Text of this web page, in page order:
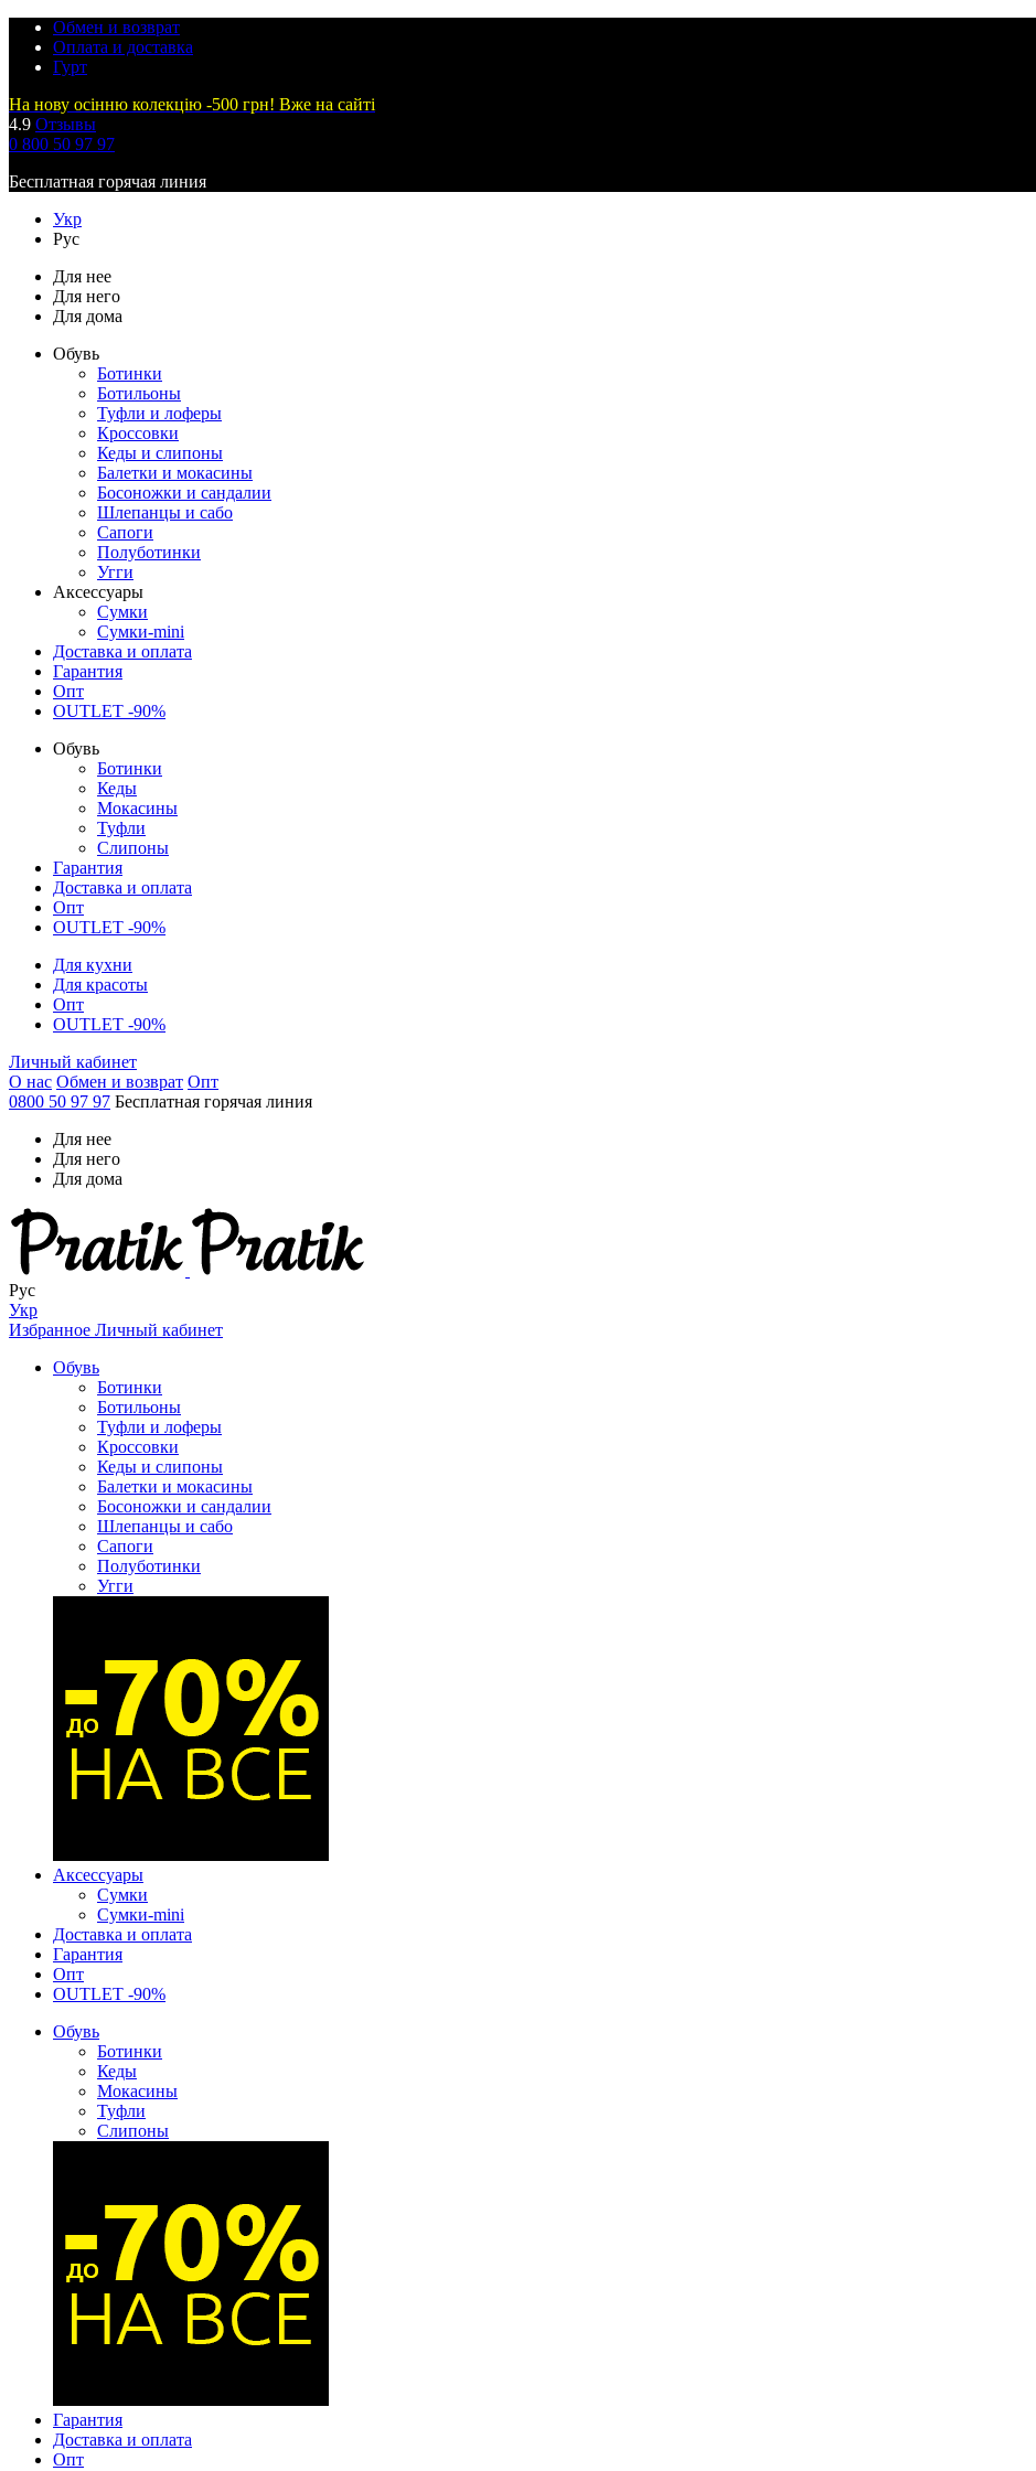
Обмен и возврат
Оплата и доставка
Гурт
На нову осінню колекцію -500 грн! Вже на сайті
4.9 Отзывы
0 800 50 97 97
Бесплатная горячая линия
Укр
Рус
Для нее
Для него
Для дома
Обувь
Ботинки
Ботильоны
Туфли и лоферы
Кроссовки
Кеды и слипоны
Балетки и мокасины
Босоножки и сандалии
Шлепанцы и сабо
Сапоги
Полуботинки
Угги
Аксессуары
Сумки
Сумки-mini
Доставка и оплата
Гарантия
Опт
OUTLET -90%
Обувь
Ботинки
Кеды
Мокасины
Туфли
Слипоны
Гарантия
Доставка и оплата
Опт
OUTLET -90%
Для кухни
Для красоты
Опт
OUTLET -90%
Личный кабинет
О нас Обмен и возврат Опт
0800 50 97 97 Бесплатная горячая линия
Для нее
Для него
Для дома
Рус
Укр
Избранное Личный кабинет
Обувь
Ботинки
Ботильоны
Туфли и лоферы
Кроссовки
Кеды и слипоны
Балетки и мокасины
Босоножки и сандалии
Шлепанцы и сабо
Сапоги
Полуботинки
Угги
Аксессуары
Сумки
Сумки-mini
Доставка и оплата
Гарантия
Опт
OUTLET -90%
Обувь
Ботинки
Кеды
Мокасины
Туфли
Слипоны
Гарантия
Доставка и оплата
Опт